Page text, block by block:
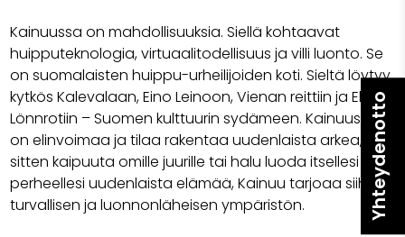
Kainuussa on mahdollisuuksia. Siellä kohtaavat
huipputeknologia, virtuaalitodellisuus ja villi luonto. Se
on suomalaisten huippu-urheilijoiden koti. Sieltä löytyy
kytkös Kalevalaan, Eino Leinoon, Vienan reittiin ja Elias
Lönnrotiin – Suomen kulttuurin sydämeen. Kainuussa
on elinvoimaa ja tilaa rakentaa uudenlaista arkea, oli
sitten kaipuuta omille juurille tai halu luoda itsellesi ja
perheellesi uudenlaista elämää, Kainuu tarjoaa siihen
turvallisen ja luonnonläheisen ympäristön.
Yhteydenotto